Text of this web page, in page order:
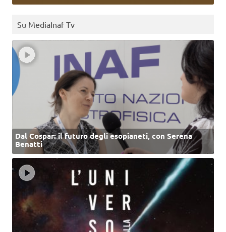
Su MediaInaf Tv
Dal Cospar: il futuro degli esopianeti, con Serena
Benatti